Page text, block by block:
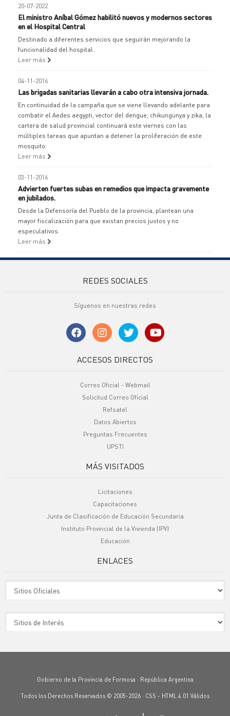
20-07-2022
El ministro Aníbal Gómez habilitó nuevos y modernos sectores
en el Hospital Central
Destinado a diferentes servicios que seguirán mejorando la
funcionalidad del hospital.
Leer más
04-11-2016
Las brigadas sanitarias llevarán a cabo otra intensiva jornada.
En continuidad de la campaña que se viene llevando adelante para
combatir el Aedes aegypti, vector del dengue, chikungunya y zika, la
cartera de salud provincial continuará este viernes con las
múltiples tareas que apuntan a detener la proliferación de este
mosquito.
Leer más
03-11-2016
Advierten fuertes subas en remedios que impacta gravemente
en jubilados.
Desde la Defensoría del Pueblo de la provincia, plantean una
mayor fiscalización para que existan precios justos y no
especulativos.
Leer más
REDES SOCIALES
Síguenos en nuestras redes
ACCESOS DIRECTOS
Correo Oficial - Webmail
Solicitud Correo Oficial
Refsatel
Datos Abiertos
Preguntas Frecuentes
UPSTI
MÁS VISITADOS
Licitaciones
Capacitaciones
Junta de Clasificación de Educación Secundaria
Instituto Provincial de la Vivienda (IPV)
Educación
ENLACES
Gobierno de la Provincia de Formosa · República Argentina
Todos los Derechos Reservados © 2005-2026 · CSS - HTML 4.01 Válidos